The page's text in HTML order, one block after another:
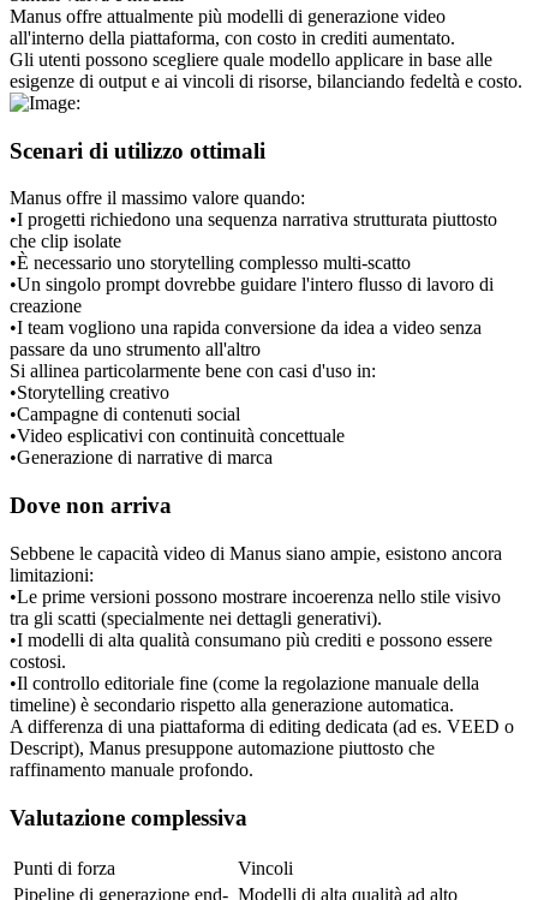
Manus offre attualmente più modelli di generazione video
all'interno della piattaforma, con costo in crediti aumentato.
Gli utenti possono scegliere quale modello applicare in base alle
esigenze di output e ai vincoli di risorse, bilanciando fedeltà e costo.
Scenari di utilizzo ottimali
Manus offre il massimo valore quando:
•I progetti richiedono una sequenza narrativa strutturata piuttosto
che clip isolate
•È necessario uno storytelling complesso multi-scatto
•Un singolo prompt dovrebbe guidare l'intero flusso di lavoro di
creazione
•I team vogliono una rapida conversione da idea a video senza
passare da uno strumento all'altro
Si allinea particolarmente bene con casi d'uso in:
•Storytelling creativo
•Campagne di contenuti social
•Video esplicativi con continuità concettuale
•Generazione di narrative di marca
Dove non arriva
Sebbene le capacità video di Manus siano ampie, esistono ancora
limitazioni:
•Le prime versioni possono mostrare incoerenza nello stile visivo
tra gli scatti (specialmente nei dettagli generativi).
•I modelli di alta qualità consumano più crediti e possono essere
costosi.
•Il controllo editoriale fine (come la regolazione manuale della
timeline) è secondario rispetto alla generazione automatica.
A differenza di una piattaforma di editing dedicata (ad es. VEED o
Descript), Manus presuppone automazione piuttosto che
raffinamento manuale profondo.
Valutazione complessiva
Punti di forza
Vincoli
Pipeline di generazione end- Modelli di alta qualità ad alto